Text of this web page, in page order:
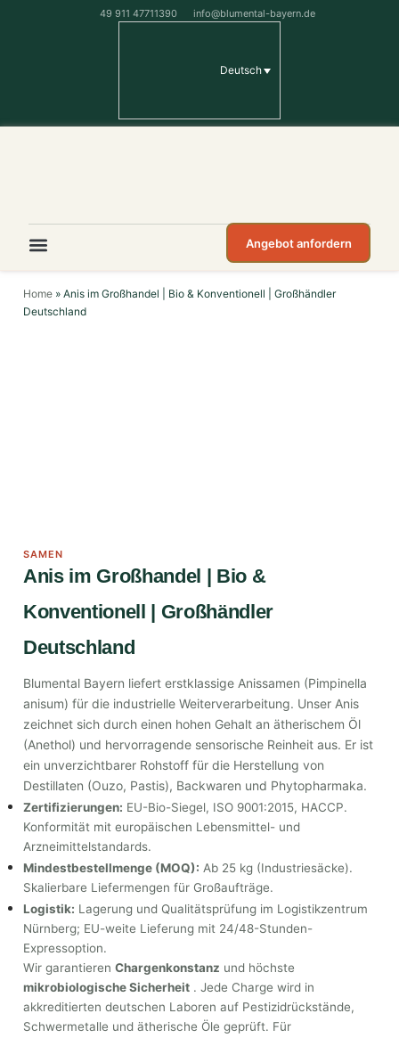
49 911 47711390 info@blumental-bayern.de
Deutsch
Angebot anfordern
Home » Anis im Großhandel | Bio & Konventionell | Großhändler
Deutschland
SAMEN
Anis im Großhandel | Bio &
Konventionell | Großhändler
Deutschland
Blumental Bayern liefert erstklassige Anissamen (Pimpinella
anisum) für die industrielle Weiterverarbeitung. Unser Anis
zeichnet sich durch einen hohen Gehalt an ätherischem Öl
(Anethol) und hervorragende sensorische Reinheit aus. Er ist
ein unverzichtbarer Rohstoff für die Herstellung von
Destillaten (Ouzo, Pastis), Backwaren und Phytopharmaka.
Zertifizierungen: EU-Bio-Siegel, ISO 9001:2015, HACCP.
Konformität mit europäischen Lebensmittel- und
Arzneimittelstandards.
Mindestbestellmenge (MOQ): Ab 25 kg (Industriesäcke).
Skalierbare Liefermengen für Großaufträge.
Logistik: Lagerung und Qualitätsprüfung im Logistikzentrum
Nürnberg; EU-weite Lieferung mit 24/48-Stunden-
Expressoption.
Wir garantieren Chargenkonstanz und höchste
mikrobiologische Sicherheit . Jede Charge wird in
akkreditierten deutschen Laboren auf Pestizidrückstände,
Schwermetalle und ätherische Öle geprüft. Für